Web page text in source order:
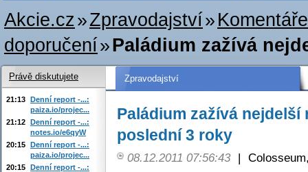
Akcie.cz»Zpravodajství»
doporučení»Paládium zažívá
Zpravodajství
Paládium zažívá
poslední 3 roky
08.12.2011 07:56:43 |
Právě diskutujete
21:13 Denní report -...:
paiza.io/projec...
21:12 Denní report -...:
notes.io/e6qyW
20:15 Denní report -...:
paiza.io/projec...
20:15 Denní report -...: